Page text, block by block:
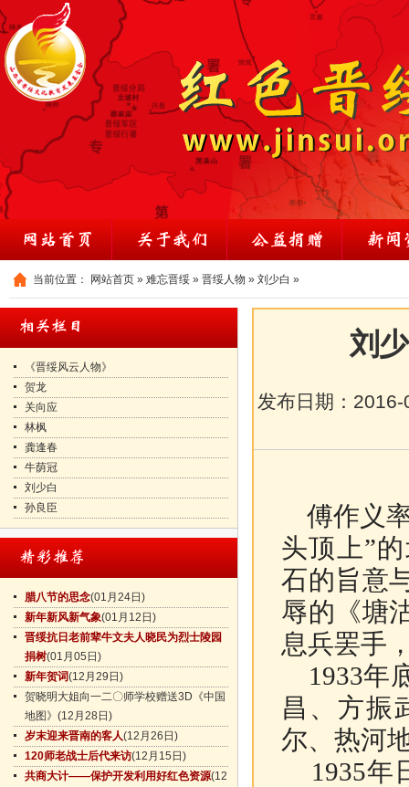
当前位置： 网站首页 » 难忘晋绥 » 晋绥人物 » 刘少白 »
《晋绥风云人物》
贺龙
关向应
林枫
龚逢春
牛荫冠
刘少白
孙良臣
腊八节的思念(01月24日)
新年新风新气象(01月12日)
晋绥抗日老前辈牛文夫人晓民为烈士陵园
捐树(01月05日)
新年贺词(12月29日)
贺晓明大姐向一二〇师学校赠送3D《中国
地图》 (12月28日)
岁末迎来晋南的客人(12月26日)
120师老战士后代来访(12月15日)
共商大计——保护开发利用好红色资源(12
刘
发布日期： 2016-
傅作义
头顶上”
石的旨意
辱的《塘
息兵罢手
1933年
昌、方振
尔、热河
1935年